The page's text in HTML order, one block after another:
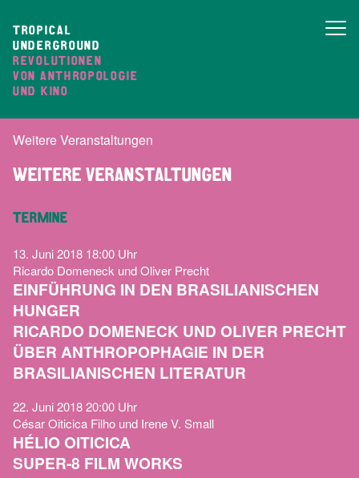
TROPICAL
UNDERGROUND
REVOLUTIONEN
VON ANTHROPOLOGIE
UND KINO
Weitere Veranstaltungen
WEITERE VERANSTALTUNGEN
TERMINE
13. Juni 2018 18:00 Uhr
Ricardo Domeneck und Oliver Precht
EINFÜHRUNG IN DEN BRASILIANISCHEN
HUNGER
RICARDO DOMENECK UND OLIVER PRECHT
ÜBER ANTHROPOPHAGIE IN DER
BRASILIANISCHEN LITERATUR
22. Juni 201820:00 Uhr
César Oiticica Filho und Irene V. Small
HÉLIO OITICICA
SUPER-8 FILM WORKS